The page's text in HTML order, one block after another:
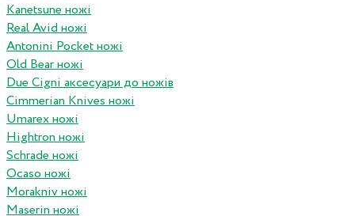
Kanetsune ножі
Real Avid ножі
Antonini Pocket ножі
Old Bear ножі
Due Cigni аксесуари до ножів
Cimmerian Knives ножі
Umarex ножі
Hightron ножі
Schrade ножі
Ocaso ножі
Morakniv ножі
Maserin ножі